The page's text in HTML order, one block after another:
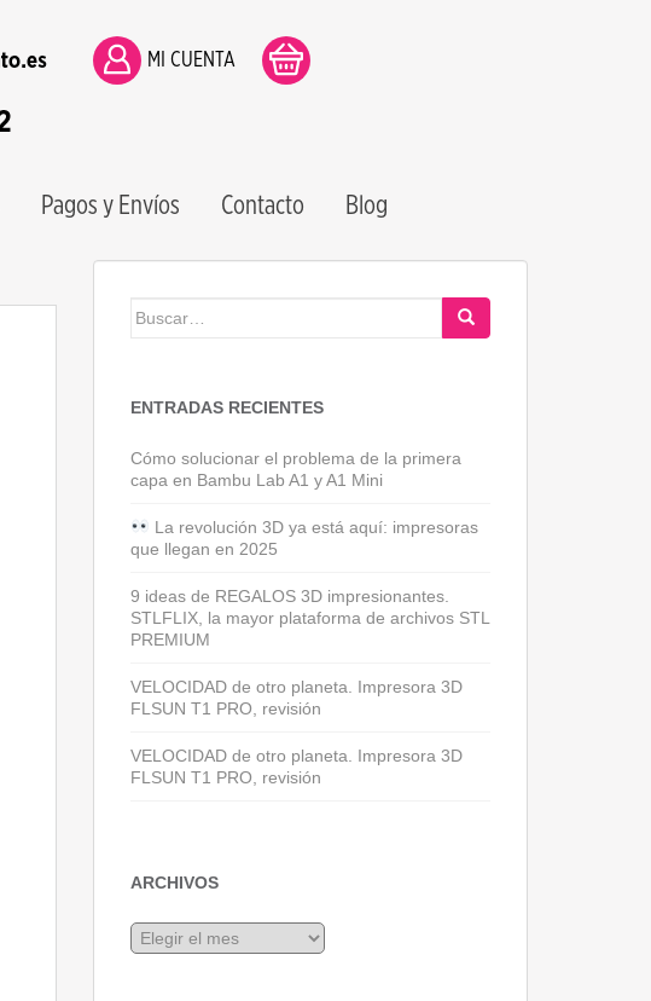
MI CUENTA
Pagos y Envíos Contacto Blog
Buscar:
ENTRADAS RECIENTES
Cómo solucionar el problema de la primera
capa en Bambu Lab A1 y A1 Mini
La revolución 3D ya está aquí: impresoras
que llegan en 2025
9 ideas de REGALOS 3D impresionantes.
STLFLIX, la mayor plataforma de archivos STL
PREMIUM
VELOCIDAD de otro planeta. Impresora 3D
FLSUN T1 PRO, revisión
VELOCIDAD de otro planeta. Impresora 3D
FLSUN T1 PRO, revisión
ARCHIVOS
Archivos